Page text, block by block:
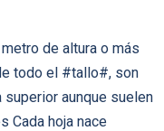
de altura o más
todo el #tallo#, son
aunque suelen
Cada hoja nace